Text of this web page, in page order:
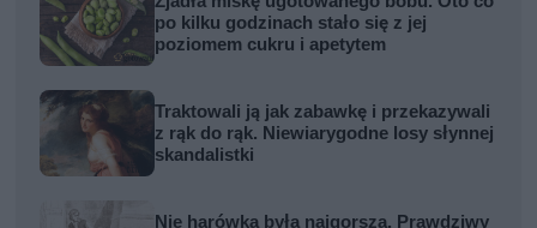
po kilku godzinach stało się z jej
poziomem cukru i apetytem
Traktowali ją jak zabawkę i przekazywali
z rąk do rąk. Niewiarygodne losy słynnej
skandalistki
Nie harówka była najgorsza. Prawdziwy